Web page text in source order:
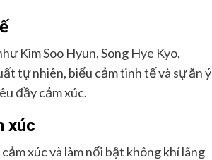
Kim Soo Hyun, Song Hye Kyo,
tự nhiên, biểu cảm tinh tế và sự ăn ý
đầy cảm xúc.
xúc
xúc và làm nổi bật không khí lãng